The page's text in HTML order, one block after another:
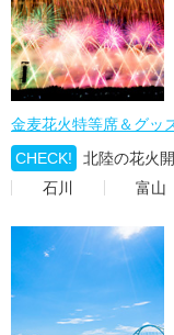
金麦花火特等席＆グッ
CHECK!
北陸の花火
石川
富山